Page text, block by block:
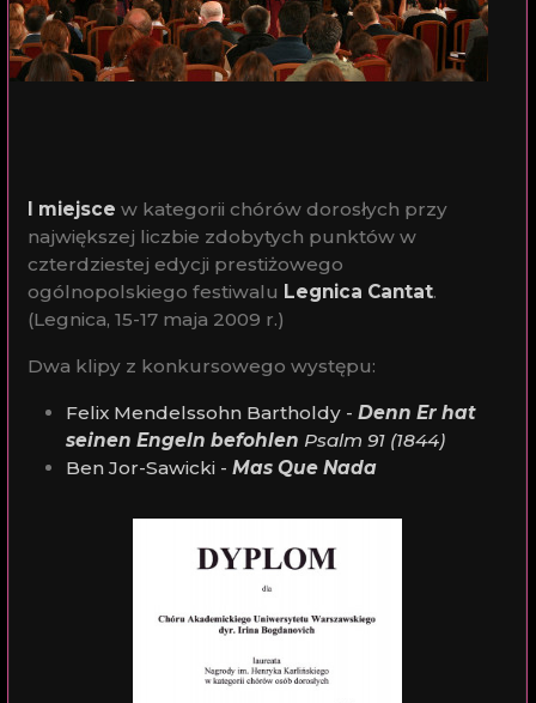
I miejsce w kategorii chórów dorosłych przy
największej liczbie zdobytych punktów w
czterdziestej edycji prestiżowego
ogólnopolskiego festiwalu Legnica Cantat.
(Legnica, 15-17 maja 2009 r.)
Dwa klipy z konkursowego występu:
Felix Mendelssohn Bartholdy -Denn Er hat
seinen Engeln befohlen Psalm 91 (1844)
Ben Jor-Sawicki - Mas Que Nada